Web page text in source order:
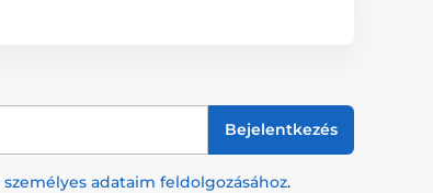
Bejelentkezés
személyes adataim feldolgozásához.